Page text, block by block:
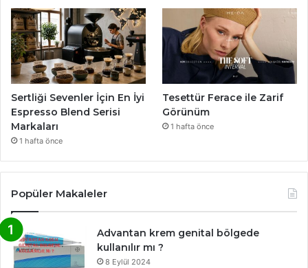
Sertliği Sevenler İçin En İyi
Espresso Blend Serisi
Markaları
1 hafta önce
Tesettür Ferace ile Zarif
Görünüm
1 hafta önce
Popüler Makaleler
Advantan krem genital bölgede
kullanılır mı ?
8 Eylül 2024